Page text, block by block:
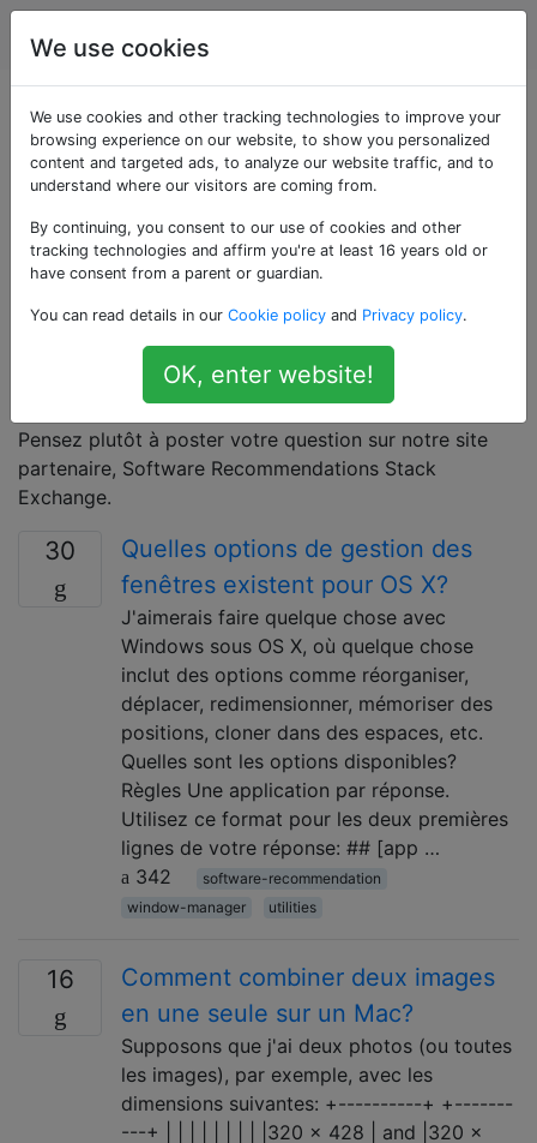
Apple
Questions marquées
«software-
recommendation»
subjectives et locales pour une seule personne ou une
seule fois. Veuillez être précis sur la fonction et large
sur le calendrier afin que votre question, une fois
objectivement répondue, soit utile à la communauté.
Pensez plutôt à poster votre question sur notre site
partenaire, Software Recommendations Stack
Exchange.
30
Quelles options de gestion des
fenêtres existent pour OS X?
J'aimerais faire quelque chose avec
Windows sous OS X, où quelque chose
inclut des options comme réorganiser,
déplacer, redimensionner, mémoriser des
positions, cloner dans des espaces, etc.
Quelles sont les options disponibles?
Règles Une application par réponse.
Utilisez ce format pour les deux premières
lignes de votre réponse: ## [app …
342
software-recommendation
window-manager
utilities
16
Comment combiner deux images
en une seule sur un Mac?
Supposons que j'ai deux photos (ou toutes
les images), par exemple, avec les
dimensions suivantes: +----------+ +-------
---+ | | | | | | | | |320 x 428 | and |320 x
We use cookies
We use cookies and other tracking technologies to improve your
browsing experience on our website, to show you personalized
content and targeted ads, to analyze our website traffic, and to
understand where our visitors are coming from.
By continuing, you consent to our use of cookies and other
tracking technologies and affirm you're at least 16 years old or
have consent from a parent or guardian.
You can read details in our Cookie policy and Privacy policy.
OK, enter website!